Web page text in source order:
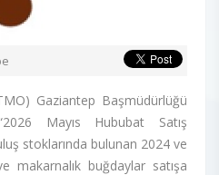
Gaziantep Başmüdürlüğü
Mayıs Hububat Satış
stoklarında bulunan 2024 ve
makarnalık buğdaylar satışa